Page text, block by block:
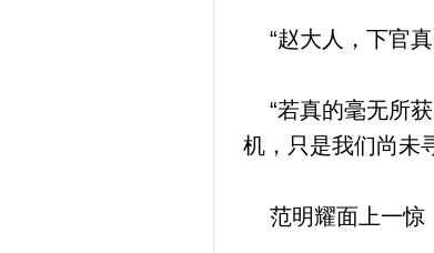
“赵大人，下官真
“若真的毫无所获
机，只是我们尚未
范明耀面上一惊